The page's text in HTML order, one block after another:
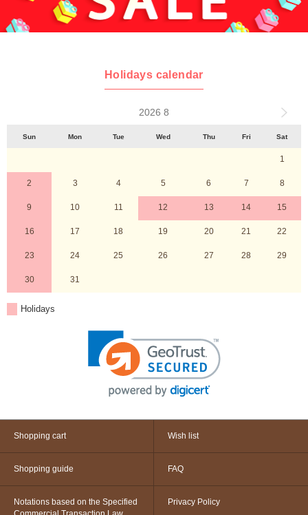
Holidays calendar
2026 8
Sun Mon Tue Wed Thu Fri Sat
1
2 3 4 5 6 7 8
9 10 11 12 13 14 15
16 17 18 19 20 21 22
23 24 25 26 27 28 29
30 31
Holidays
Shopping cart Wish list
Shopping guide FAQ
Notations based on the Specified
Privacy Policy